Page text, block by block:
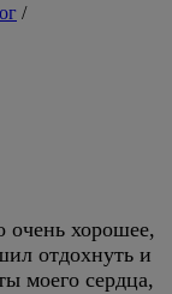
/
очень хорошее,
отдохнуть и
моего сердца,